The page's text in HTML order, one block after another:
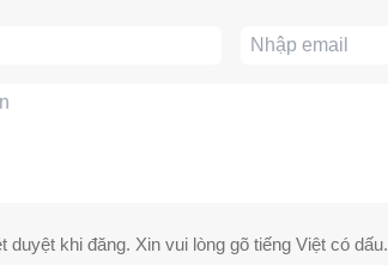
khi đăng. Xin vui lòng gõ tiếng Việt có dấu.